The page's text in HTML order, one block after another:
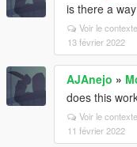
is there a
Voir le contexte
13 février 2022
AJAnejo »
does this
Voir le contexte
11 février 2022